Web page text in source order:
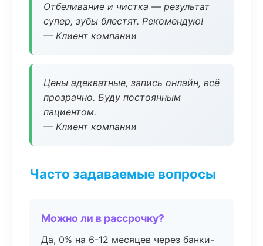
Отбеливание и чистка — результат
супер, зубы блестят. Рекомендую!
— Клиент компании
Цены адекватные, запись онлайн, всё
прозрачно. Буду постоянным
пациентом.
— Клиент компании
Часто задаваемые вопросы
Можно ли в рассрочку?
Да, 0% на 6-12 месяцев через банки-